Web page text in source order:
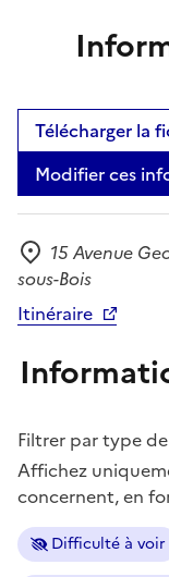
Télécharger la
Modifier ces
Adresse
15 Avenue
sous-Bois
Itinéraire
Filtrer par type
Affichez
concernent, en
Difficulté à voir